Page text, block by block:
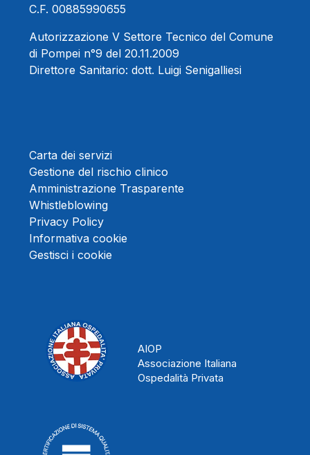
C.F. 00885990655
Autorizzazione V Settore Tecnico del Comune
di Pompei n°9 del 20.11.2009
Direttore Sanitario: dott. Luigi Senigalliesi
Carta dei servizi
Gestione del rischio clinico
Amministrazione Trasparente
Whistleblowing
Privacy Policy
Informativa cookie
Gestisci i cookie
AIOP
Associazione Italiana
Ospedalità Privata